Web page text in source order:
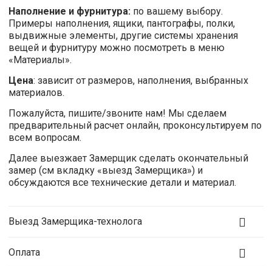
Наполнение и фурнитура: по вашему выбору.
Примеры наполнения, ящики, пантографы, полки,
выдвижные элементы, другие системы хранения
вещей и фурнитуру можно посмотреть в меню
«Материалы».
Цена: зависит от размеров, наполнения, выбранных
материалов.
Пожалуйста, пишите/звоните нам! Мы сделаем
предварительный расчет онлайн, проконсультируем по
всем вопросам.
Далее выезжает Замерщик сделать окончательный
замер (см вкладку «выезд Замерщика») и
обсуждаются все технические детали и материал.
Выезд Замерщика-технолога
Оплата